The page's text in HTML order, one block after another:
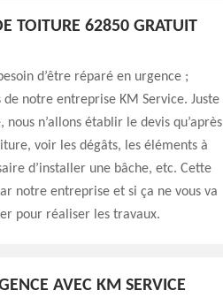
TOITURE 62850 GRATUIT
d’être réparé en urgence ;
notre entreprise KM Service. Juste
n’allons établir le devis qu’après
voir les dégâts, les éléments à
d’installer une bâche, etc. Cette
notre entreprise et si ça ne vous va
pour réaliser les travaux.
AVEC KM SERVICE